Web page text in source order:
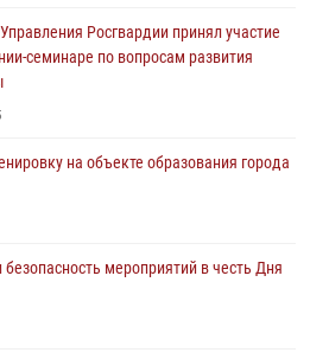
Росгвардии принял участие
семинаре по вопросам развития
на объекте образования города
мероприятий в честь Дня